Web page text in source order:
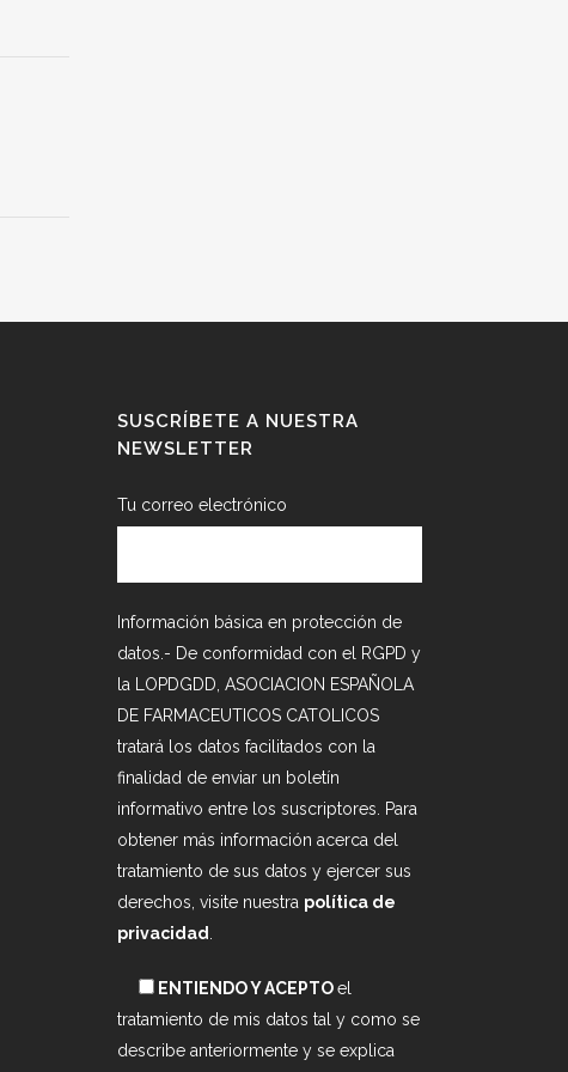
SUSCRÍBETE A NUESTRA
NEWSLETTER
Tu correo electrónico
Información básica en protección de
datos.- De conformidad con el RGPD y
la LOPDGDD, ASOCIACION ESPAÑOLA
DE FARMACEUTICOS CATOLICOS
tratará los datos facilitados con la
finalidad de enviar un boletín
informativo entre los suscriptores. Para
obtener más información acerca del
tratamiento de sus datos y ejercer sus
derechos, visite nuestra política de
privacidad
ENTIENDO Y ACEPTOel
tratamiento de mis datos tal y como se
describe anteriormente y se explica